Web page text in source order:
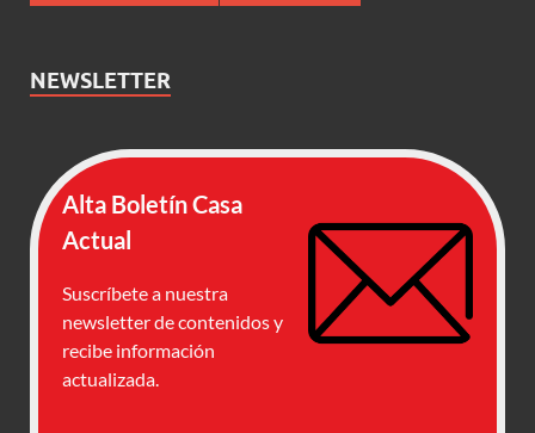
NEWSLETTER
Alta Boletín Casa
Actual
Suscríbete a nuestra
newsletter de contenidos y
recibe información
actualizada.